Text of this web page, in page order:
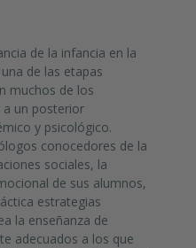
de la infancia en la
de las etapas
muchos de los
a un posterior
y psicológico.
conocedores de la
sociales, la
de sus alumnos,
estrategias
la enseñanza de
adecuados a los que